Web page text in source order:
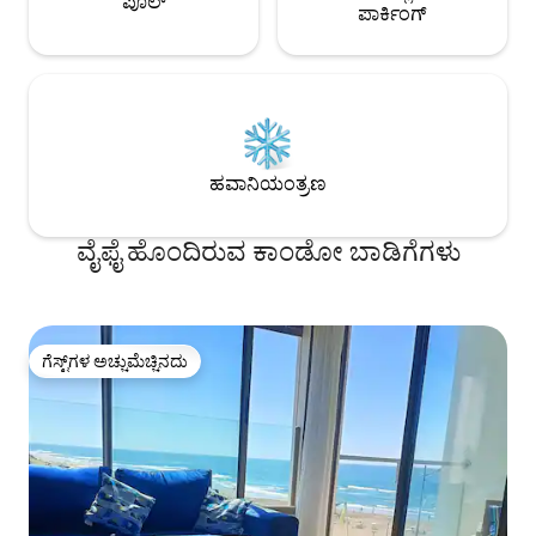
ಪಾರ್ಕಿಂಗ್
ಹವಾನಿಯಂತ್ರಣ
ವೈಫೈ ಹೊಂದಿರುವ ಕಾಂಡೋ ಬಾಡಿಗೆಗಳು
ಗೆಸ್ಟ್‌ಗಳ ಅಚ್ಚುಮೆಚ್ಚಿನದು
ಗೆಸ್ಟ್‌ಗಳ ಅಚ್ಚುಮೆಚ್ಚಿನದು